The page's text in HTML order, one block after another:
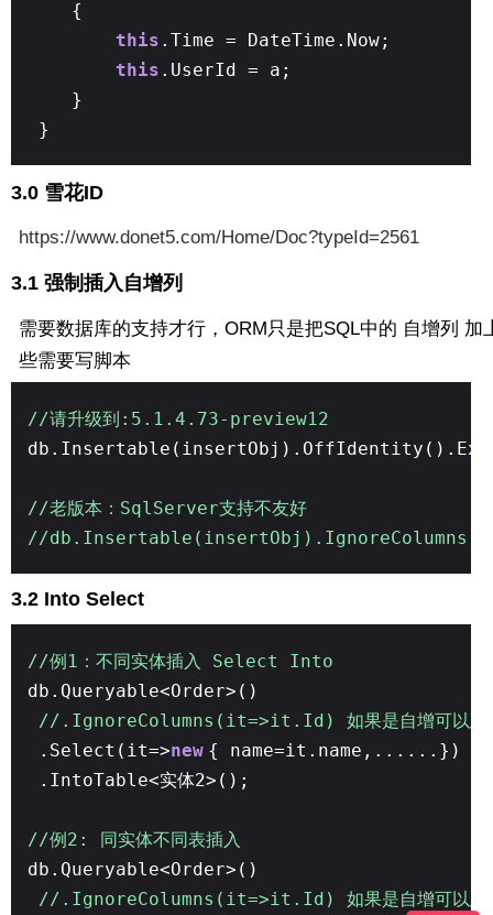
{
this .Time = DateTime.Now;
this .UserId = a;
}
}
3.0 雪花ID
https://www.donet5.com/Home/Doc?typeId=2561
3.1 强制插入自增列
需要数据库的支持才行，ORM只是把SQL中的 自增列 加
些需要写脚本
//请升级到:5.1.4.73-preview12
//老版本：SqlServer支持不友好
//
3.2 Into Select
//例1：不同实体插入 Select Into
db.Queryable<Order>()
//.IgnoreColumns(it=>it.Id) 如果是自增可以忽
.Select(it=>new {
.IntoTable<实体2>();
//例2: 同实体不同表插入
db.Queryable<Order>()
//.IgnoreColumns(it=>it.Id) 如果是自增可以忽略